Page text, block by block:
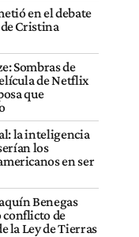
en el debate
Cristina
Sombras de
de Netflix
que
la inteligencia
los
en ser
Benegas
de
la Ley de Tierras